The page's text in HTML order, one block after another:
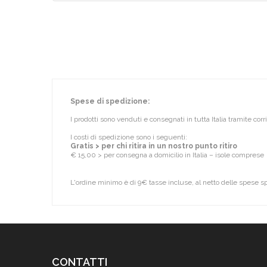
Spese di spedizione:
I prodotti sono venduti e consegnati in tutta Italia tramite
I costi di spedizione sono i seguenti:
Gratis > per chi ritira in un nostro punto ritiro
€ 15,00 > per consegna a domicilio in Italia – isole comprese
L'ordine minimo è di 9€ tasse incluse, al netto delle spese
CONTATTI